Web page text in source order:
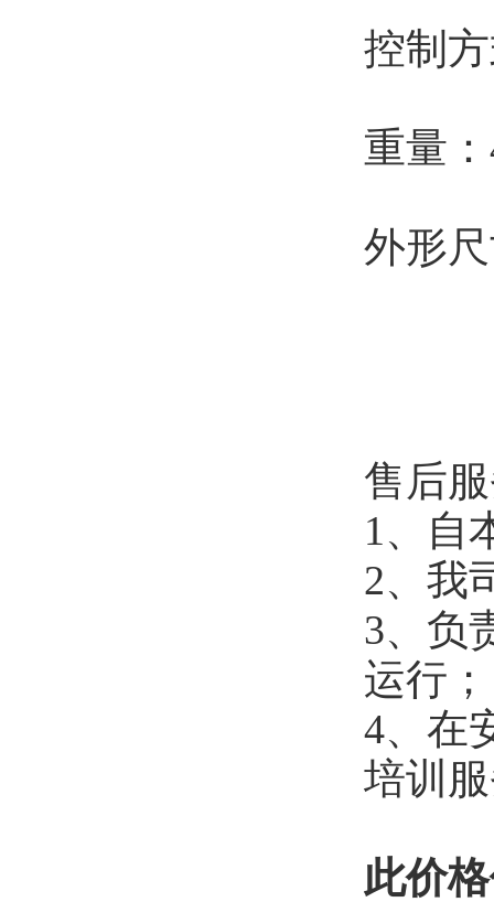
控制
重量
外形
售后
1、自
2、我
3、负
运行；
4、在
培训
此价